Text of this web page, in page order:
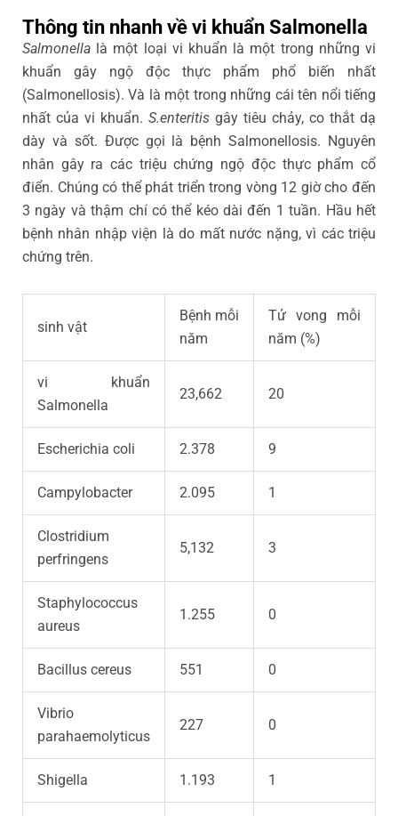
Thông tin nhanh về vi khuẩn Salmonella
Salmonella là một loại vi khuẩn là một trong những vi
khuẩn gây ngộ độc thực phẩm phổ biến nhất
(Salmonellosis). Và là một trong những cái tên nổi tiếng
nhất của vi khuẩn. S.enteritis gây tiêu chảy, co thắt dạ
dày và sốt. Được gọi là bệnh Salmonellosis. Nguyên
nhân gây ra các triệu chứng ngộ độc thực phẩm cổ
điển. Chúng có thể phát triển trong vòng 12 giờ cho đến
3 ngày và thậm chí có thể kéo dài đến 1 tuần. Hầu hết
bệnh nhân nhập viện là do mất nước nặng, vì các triệu
chứng trên.
sinh vật
Bệnh mỗi
năm
Tử vong mỗi
năm (%)
vi khuẩn
Salmonella
23,662 20
Escherichia coli 2.378 9
Campylobacter 2.095 1
Clostridium
perfringens
5,132 3
Staphylococcus
aureus
1.255 0
Bacillus cereus 551 0
Vibrio
parahaemolyticus
227 0
Shigella 1.193 1